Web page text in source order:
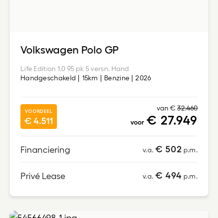
Volkswagen Polo GP
Life Edition 1.0 95 pk 5 versn. Hand
Handgeschakeld
15km Benzine 2026
van €32.460
voor € 27.949
VOORDEEL
€ 4.511
Financiering v.a. € 502 p.m.
Privé Lease v.a. € 494 p.m.